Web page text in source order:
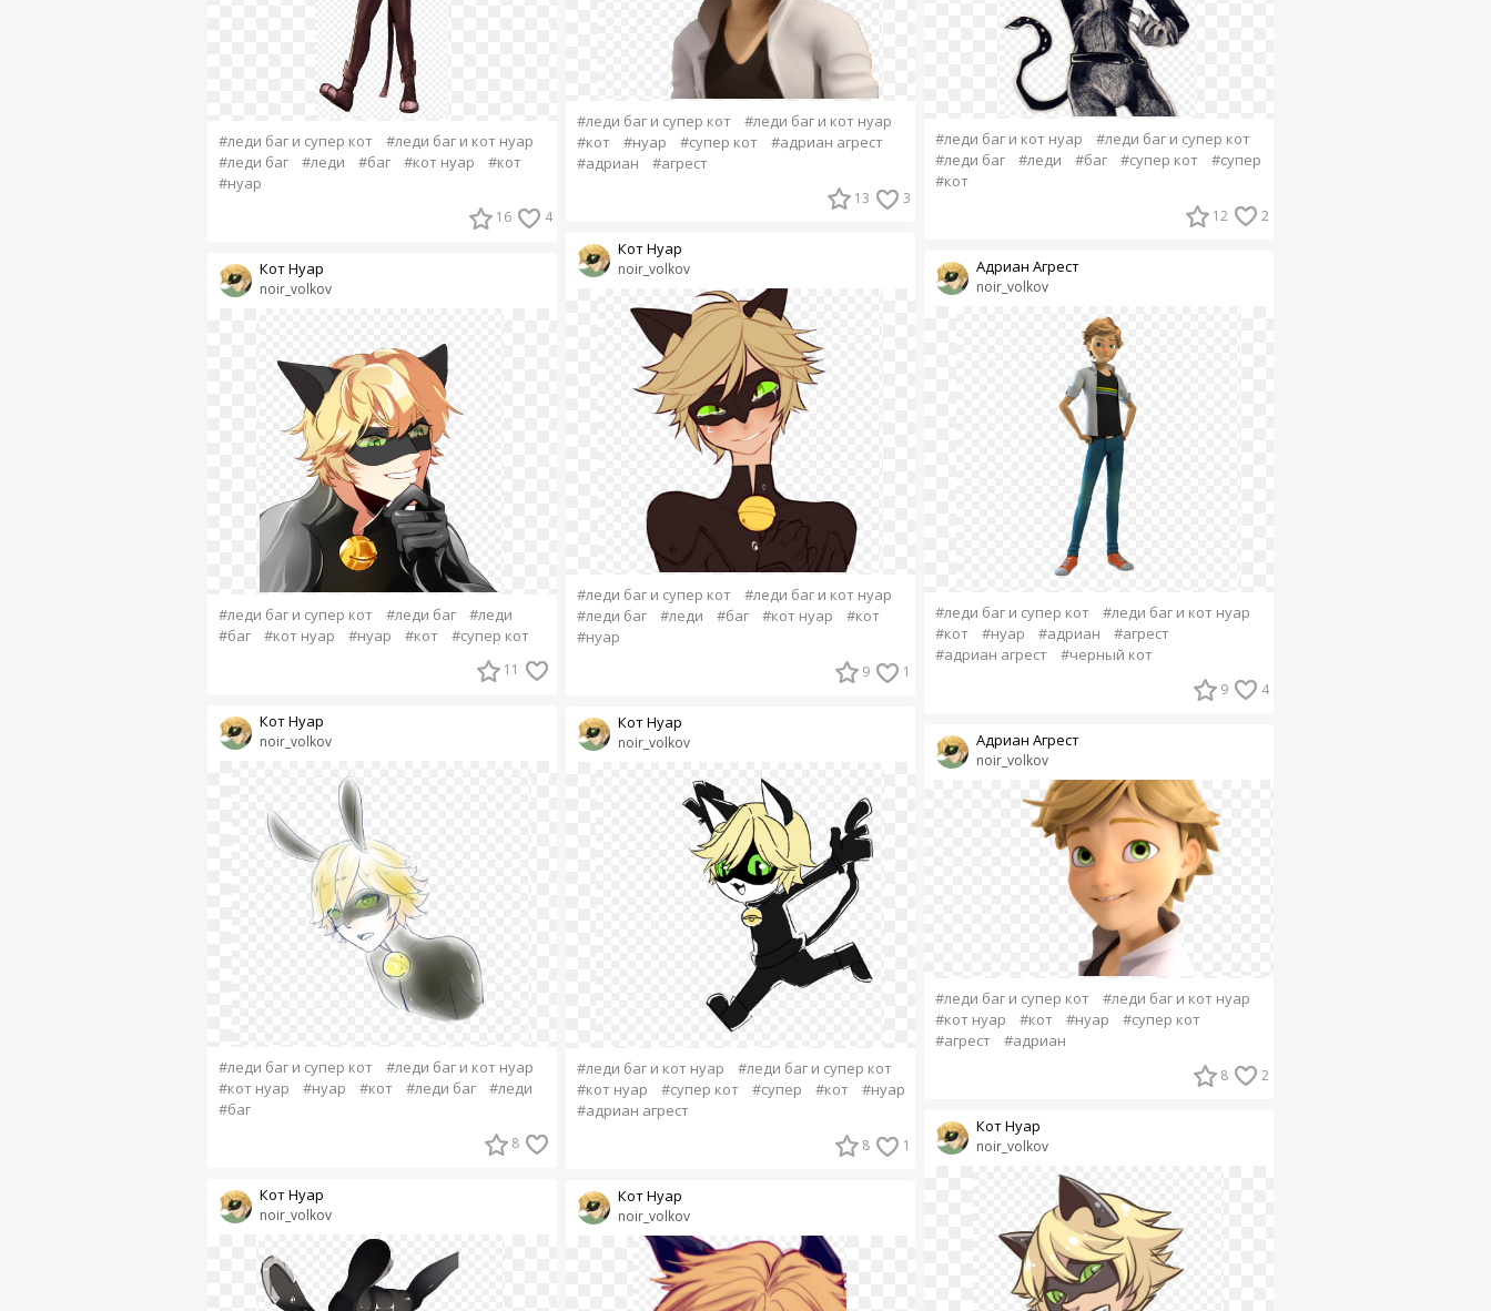
#леди баг и супер кот
#леди баг и кот нуар
#леди баг
#леди #баг #кот нуар
#кот
#нуар
16 4
noir_volkov
Кот Нуар
#леди баг и супер кот #леди баг
#леди
#баг
#кот нуар #нуар #кот #супер кот
11
noir_volkov
Кот Нуар
#леди баг и супер кот
#леди баг и кот нуар
#кот нуар
#нуар #кот #леди баг
#леди
#баг
8
noir_volkov
Кот Нуар
#леди баг и супер кот
#леди баг и кот нуар
#кот
#нуар #супер кот
#адриан агрест
#адриан
#агрест
13 3
noir_volkov
Кот Нуар
#леди баг и супер кот
#леди баг и кот нуар
#леди баг
#леди #баг #кот нуар
#кот
#нуар
9 1
noir_volkov
Кот Нуар
#леди баг и кот нуар
#леди баг и супер кот
#кот нуар
#супер кот #супер #кот
#нуар
#адриан агрест
8 1
noir_volkov
Кот Нуар
#леди баг и кот нуар
#леди баг и супер кот
#леди баг
#леди #баг #супер кот
#супер
#кот
12 2
noir_volkov
Адриан Агрест
#леди баг и супер кот
#леди баг и кот нуар
#кот
#нуар #адриан
#агрест
#адриан агрест
#черный кот
9 4
noir_volkov
Адриан Агрест
#леди баг и супер кот
#леди баг и кот нуар
#кот нуар
#кот #нуар
#супер кот
#агрест
#адриан
8 2
noir_volkov
Кот Нуар